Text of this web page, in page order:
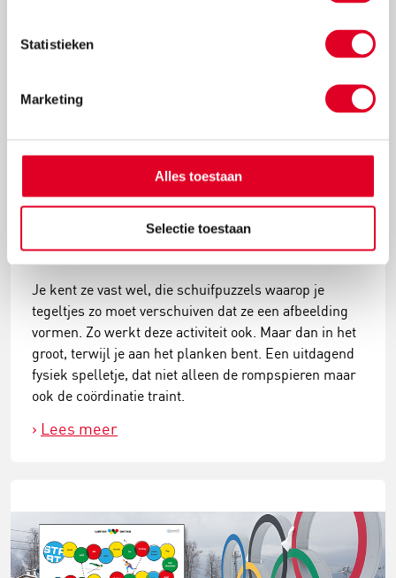
Statistieken
Marketing
Alles toestaan
Selectie toestaan
Probeer dit uitdagende spel: planking
schuifpuzzel
Je kent ze vast wel, die schuifpuzzels waarop je
tegeltjes zo moet verschuiven dat ze een afbeelding
vormen. Zo werkt deze activiteit ook. Maar dan in het
groot, terwijl je aan het planken bent. Een uitdagend
fysiek spelletje, dat niet alleen de rompspieren maar
ook de coördinatie traint.
Lees meer